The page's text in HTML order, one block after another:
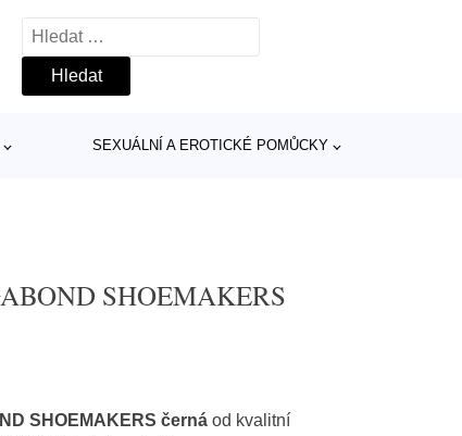
Vyhledávání
SEXUÁLNÍ A EROTICKÉ POMŮCKY
SHOEMAKERS
SHOEMAKERS černá od kvalitní